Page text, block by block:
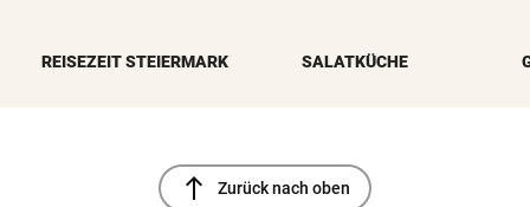
REISEZEIT STEIERMARK SALATKÜCHE
north Zurück nach oben